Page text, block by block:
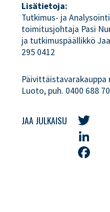
Lisätietoja:
Tutkimus- ja
toimitusjohtaja Pasi
ja tutkimuspäällikkö
295 0412
Luoto, puh. 0400 688
JAA JULKAISU
Twitter
LinkedIn